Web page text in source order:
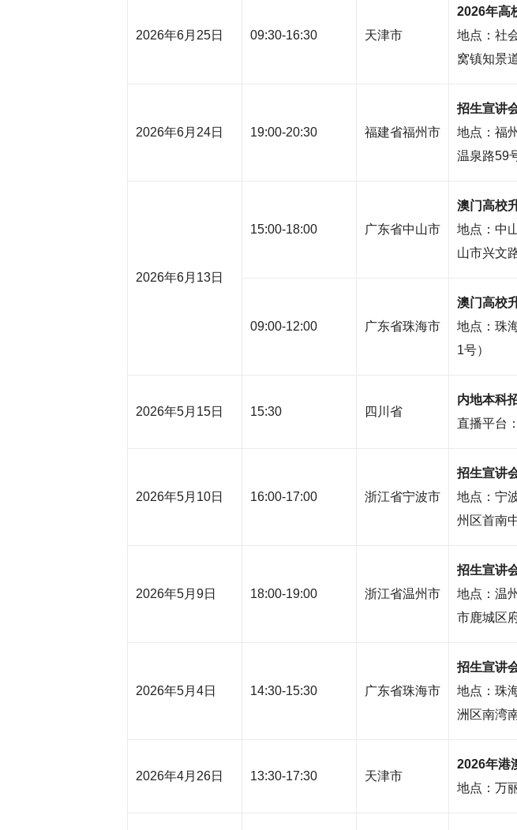
2026年6月25日 09:30-16:30 天津市
2026年高
地点：社
窝镇知景
2026年6月24日 19:00-20:30 福建省福州市
招生宣
地点：福
温泉路59
2026年6月13日
15:00-18:00 广东省中山市
澳门高校
地点：中
山市兴文
09:00-12:00 广东省珠海市
澳门高校
地点：珠
1号）
2026年5月15日 15:30 四川省
内地本科
直播平台
2026年5月10日 16:00-17:00 浙江省宁波市
招生宣
地点：宁
州区首南
2026年5月9日 18:00-19:00 浙江省温州市
招生宣
地点：温
市鹿城区
2026年5月4日 14:30-15:30 广东省珠海市
招生宣
地点：珠
洲区南湾
2026年4月26日 13:30-17:30 天津市
2026年港
地点：万